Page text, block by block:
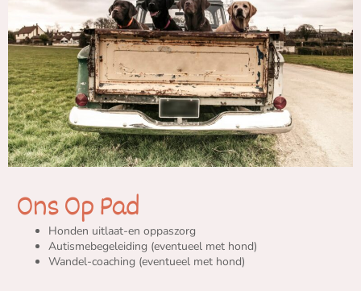
Ons Op Pad
Honden uitlaat-en oppaszorg
Autismebegeleiding (eventueel met hond)
Wandel-coaching (eventueel met hond)